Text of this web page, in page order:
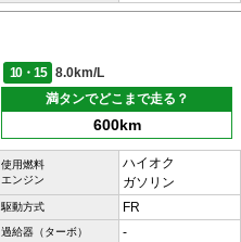
10・15
8.0km/L
満タンでどこまで走る？
600km
使用燃料
エンジン
ハイオク
ガソリン
駆動方式 FR
過給器（ターボ） -